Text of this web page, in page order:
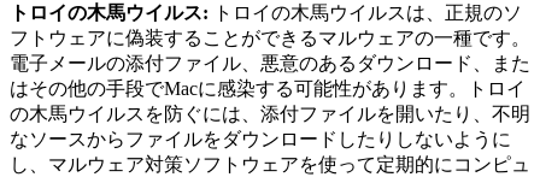
トロイの木馬ウイルス: トロイの木馬ウイルスは、正規のソ
フトウェアに偽装することができるマルウェアの一種です。
電子メールの添付ファイル、悪意のあるダウンロード、また
はその他の手段でMacに感染する可能性があります。トロイ
の木馬ウイルスを防ぐには、添付ファイルを開いたり、不明
なソースからファイルをダウンロードしたりしないように
し、マルウェア対策ソフトウェアを使って定期的にコンピュ